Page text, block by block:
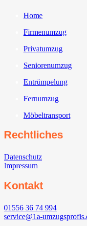
Home
Firmenumzug
Privatumzug
Seniorenumzug
Entrümpelung
Fernumzug
Möbeltransport
Rechtliches
Datenschutz
Impressum
Kontakt
01556 36 74 994
service@1a-